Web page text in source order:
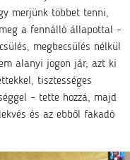
merjünk többet tenni,
a fennálló állapottal –
megbecsülés nélkül
alanyi jogon jár; azt ki
tisztességes
– tette hozzá, majd
és az ebből fakadó